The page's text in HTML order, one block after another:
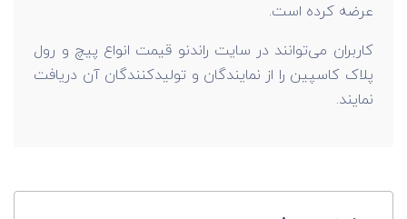
عرضه کرده است.
کاربران می‌توانند در سایت راندنو قیمت انواع پیچ و رول
پلاک کاسپین را از نمایندگان و تولیدکنندگان آن دریافت
نمایند.